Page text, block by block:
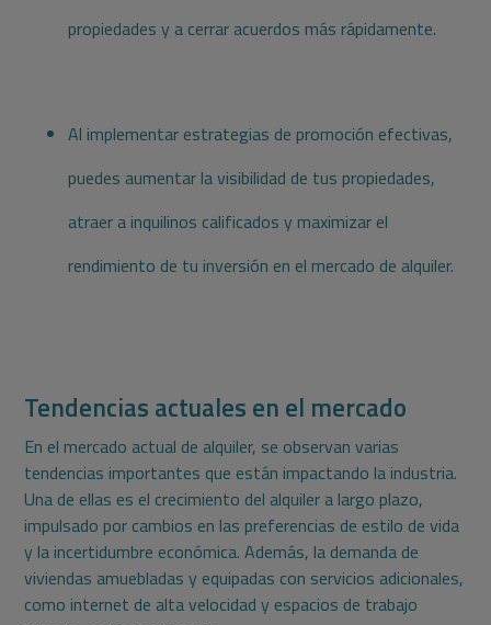
propiedades y a cerrar acuerdos más rápidamente.
Al implementar estrategias de promoción efectivas,
puedes aumentar la visibilidad de tus propiedades,
atraer a inquilinos calificados y maximizar el
rendimiento de tu inversión en el mercado de alquiler.
Tendencias actuales en el mercado
En el mercado actual de alquiler, se observan varias
tendencias importantes que están impactando la industria.
Una de ellas es el crecimiento del alquiler a largo plazo,
impulsado por cambios en las preferencias de estilo de vida
y la incertidumbre económica. Además, la demanda de
viviendas amuebladas y equipadas con servicios adicionales,
como internet de alta velocidad y espacios de trabajo